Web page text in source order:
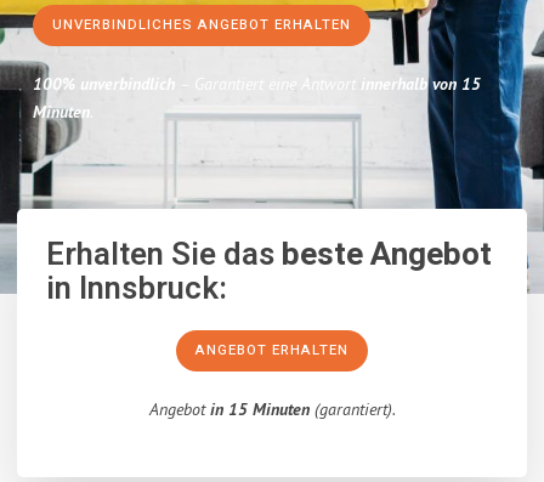
UNVERBINDLICHES ANGEBOT ERHALTEN
100% unverbindlich – Garantiert eine Antwort innerhalb von 15
Minuten.
Erhalten Sie dasbeste Angebot
in Innsbruck:
ANGEBOT ERHALTEN
Angebotin 15 Minuten(garantiert).